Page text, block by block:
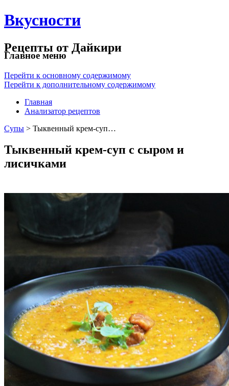
Вкусности
Рецепты от Дайкири
Главное меню
Перейти к основному содержимому
Перейти к дополнительному содержимому
Главная
Анализатор рецептов
Супы > Тыквенный крем-суп…
Тыквенный крем-суп с сыром и
лисичками